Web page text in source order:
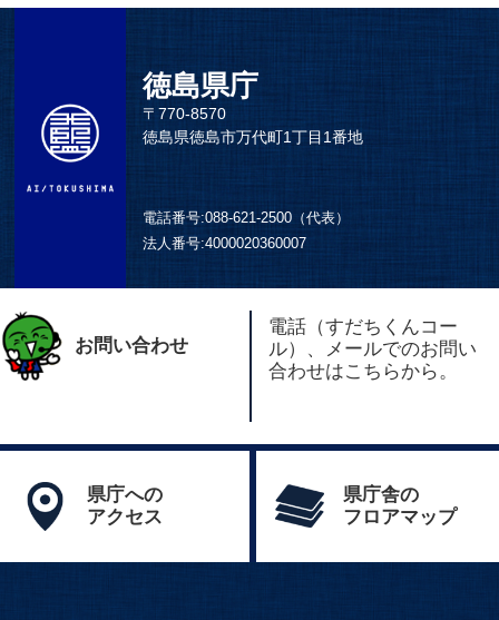
徳島県庁
〒770-8570
徳島県徳島市万代町1丁目1番地
電話番号:088-621-2500（代表）
法人番号:4000020360007
お問い合わせ
電話（すだちくんコー
ル）、メールでのお問い
合わせはこちらから。
県庁への
アクセス
県庁舎の
フロアマップ